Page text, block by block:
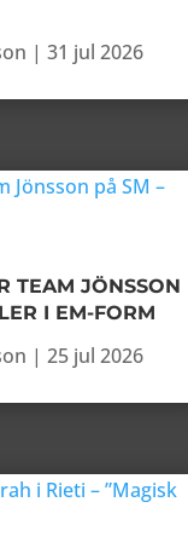
|31 jul 2026
TEAM JÖNSSON
I EM-FORM
|25 jul 2026